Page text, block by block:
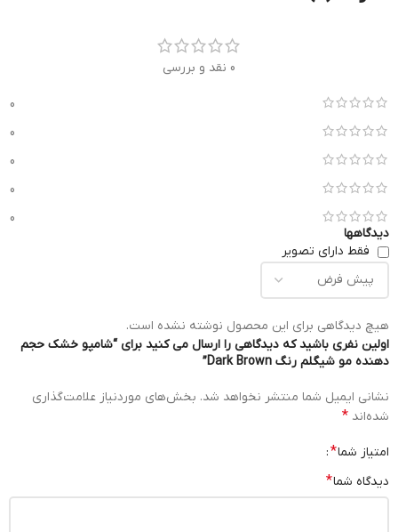
0 نقد و بررسی
0
0
0
0
0
دیدگاهها
فقط دارای تصویر
هیچ دیدگاهی برای این محصول نوشته نشده است.
اولین نفری باشید که دیدگاهی را ارسال می کنید برای “شامپو خشک حجم
دهنده مو شیگلم رنگ Dark Brown”
نشانی ایمیل شما منتشر نخواهد شد. بخش‌های موردنیاز علامت‌گذاری
شده‌اند *
امتیاز شما*
دیدگاه شما*